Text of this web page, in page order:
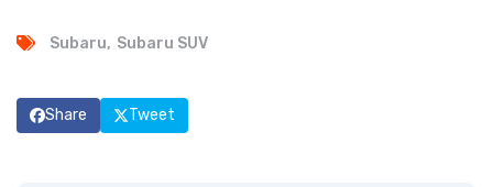
Subaru Subaru SUV
Share Tweet